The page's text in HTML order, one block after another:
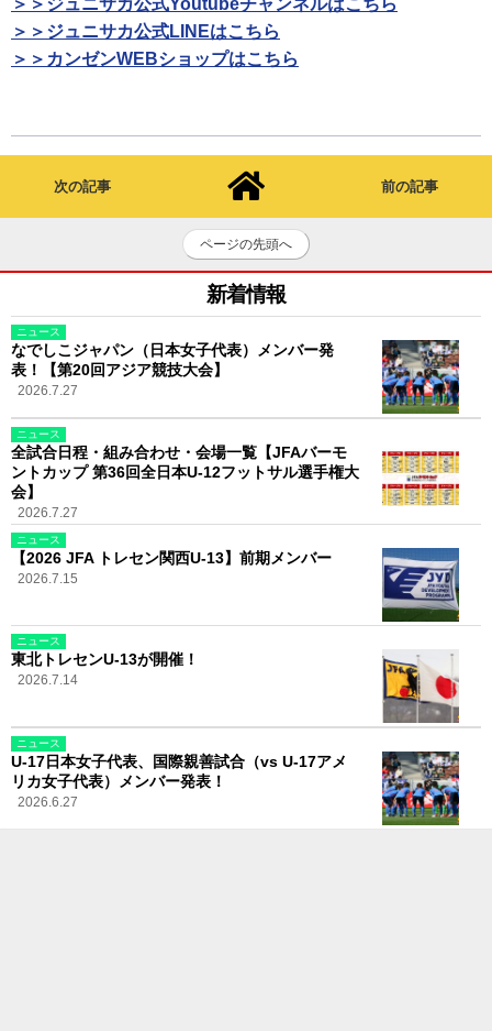
＞＞ジュニサカ公式LINEはこちら
＞＞カンゼンWEBショップはこちら
次の記事 前の記事
ページの先頭へ
新着情報
ニュース
なでしこジャパン（日本女子代表）メンバー発
表！【第20回アジア競技大会】
2026.7.27
ニュース
全試合日程・組み合わせ・会場一覧【JFAバーモ
ントカップ 第36回全日本U-12フットサル選手権大
会】
2026.7.27
ニュース
【2026 JFA トレセン関西U-13】前期メンバー
2026.7.15
ニュース
東北トレセンU-13が開催！
2026.7.14
ニュース
U-17日本女子代表、国際親善試合（vs U-17アメ
リカ女子代表）メンバー発表！
2026.6.27